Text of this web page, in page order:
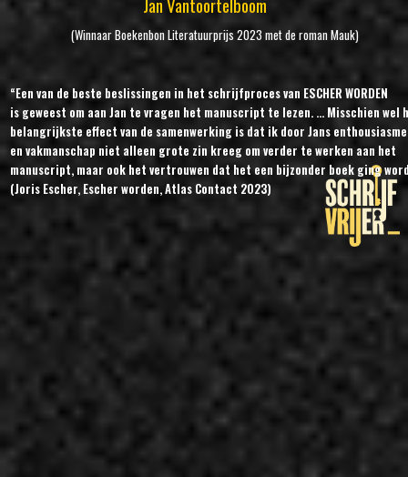
“Een van de beste beslissingen in het schrijfproces van ESCHER WORDEN
is geweest om aan Jan te vragen het manuscript te lezen. ... Misschien wel
belangrijkste effect van de samenwerking is dat ik door Jans enthousiasme
en vakmanschap niet alleen grote zin kreeg om verder te werken aan het
manuscript, maar ook het vertrouwen dat het een bijzonder boek ging
(Joris Escher, Escher worden, Atlas Contact 2023)
(Winnaar Boekenbon Literatuurprijs 2023 met de roman Mauk)